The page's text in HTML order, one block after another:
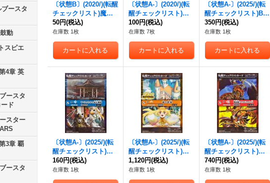
ースタ
動
スピエ
4章 英
ースタ
ド
スター
3章 覇
ースタ
〔状態B〕(2020/)(転醒
チェックリスト)魔術
皇の大創界石【-】{BS
54-TX02}《多》
50円(税込)
在庫数 1枚
〔状態A-〕(2020/)(転
醒チェックリスト)魔
術皇の大創界石【-】
{BS54-TX02}《多》
100円(税込)
在庫数 7枚
〔状態A-〕(2025/)(転
醒チェックリスト)BS
73チェックリスト3
【-】{BS73-5/6}
《無》
350円(税込)
在庫数 1枚
〔状態A-〕(2025/)(転
醒チェックリスト)ヤ
マトタケルの氣兵神
殿/鳥獣氣兵・陸號マ
カミ【-】{BS73-071a/
160円(税込)
在庫数 1枚
〔状態A-〕(2025/)(転
醒チェックリスト)黄
の世界/黄の夢想神
【-】{BS73-TCP05a/B
S73-TCP05b}《黄》
1,120円(税込)
在庫数 1枚
〔状態A-〕(2025/)(転
醒チェックリスト)戦
国龍ソウルドラゴンX/
戦国龍皇バーニング・
ソウルドラゴンX【-】
740円(税込)
在庫数 1枚